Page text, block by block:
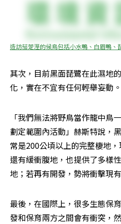
造訪茄萣溼的候鳥包括小水鴨、白眉鴨、
其次，目前黑面琵鷺在此濕地
化，實在不宜有任何輕舉妄動。
「我們無法將野鳥當作籠中鳥
劃定範圍內活動」赫斯特說，
常是200公頃以上的完整棲地
還有緩衝腹地，也提供了多樣
地；若再有開發，勢將衝擊現
最後，在國際上，很多生態保
發和保育兩方之間會有衝突，